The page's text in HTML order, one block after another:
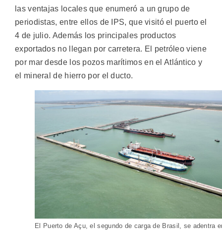
las ventajas locales que enumeró a un grupo de
periodistas, entre ellos de IPS, que visitó el puerto el
4 de julio. Además los principales productos
exportados no llegan por carretera. El petróleo viene
por mar desde los pozos marítimos en el Atlántico y
el mineral de hierro por el ducto.
El Puerto de Açu, el segundo de carga de Brasil, se adentra